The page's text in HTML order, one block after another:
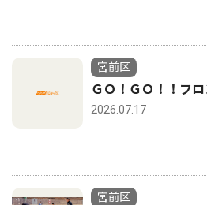
宮前区
ＧＯ！ＧＯ！！フ
2026.07.17
宮前区